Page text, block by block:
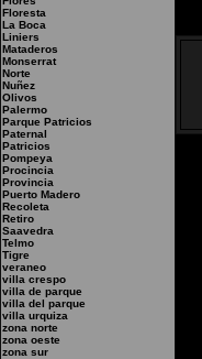
Floresta
La Boca
Liniers
Mataderos
Monserrat
Norte
Nuñez
Olivos
Palermo
Parque Patricios
Paternal
Patricios
Pompeya
Procincia
Provincia
Puerto Madero
Recoleta
Retiro
Saavedra
Telmo
Tigre
veraneo
villa crespo
villa de parque
villa del parque
villa urquiza
zona norte
zona oeste
zona sur